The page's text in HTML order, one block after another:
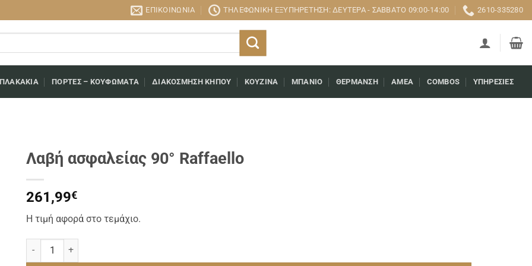
ΕΠΙΚΟΙΝΩΝΊΑ ΤΗΛΕΦΩΝΙΚΉ ΕΞΥΠΗΡΈΤΗΣΗ: ΔΕΥΤΈΡΑ - ΣΆΒΒΑΤΟ 09:00-14:00 2610-335280
ΠΌΡΤΕΣ – ΚΟΥΦΏΜΑΤΑ ΔΙΑΚΌΣΜΗΣΗ ΚΉΠΟΥ ΚΟΥΖΊΝΑ ΜΠΆΝΙΟ ΘΈΡΜΑΝΣΗ AMEA COMBOS ΥΠΗΡΕΣΊΕΣ
Λαβή ασφαλείας 90° Raffaello
261,99€
Η τιμή αφορά στο τεμάχιο.
Λαβή ασφαλείας 90° Raffaello ποσότητα